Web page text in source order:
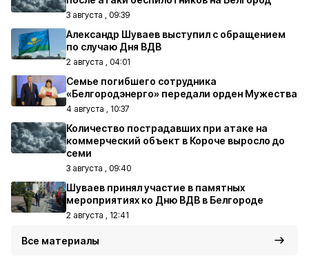
3 августа , 09:39
Александр Шуваев выступил с обращением
по случаю Дня ВДВ
2 августа , 04:01
Семье погибшего сотрудника
«Белгородэнерго» передали орден Мужества
4 августа , 10:37
Количество пострадавших при атаке на
коммерческий объект в Короче выросло до
семи
3 августа , 09:40
Шуваев принял участие в памятных
мероприятиях ко Дню ВДВ в Белгороде
2 августа , 12:41
Все материалы